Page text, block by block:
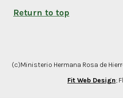
Return to top
(c)Ministerio Hermana Rosa de
Fit Web Design;